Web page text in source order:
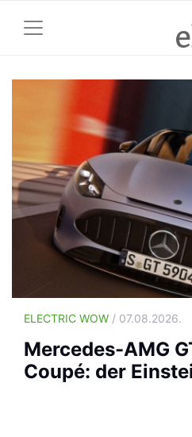
ELECTRIC WOW / 07.08.2026.
Mercedes-AMG
Coupé: der